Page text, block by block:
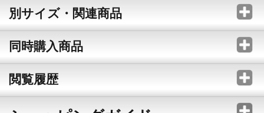
別サイズ・関連商品
同時購入商品
閲覧履歴